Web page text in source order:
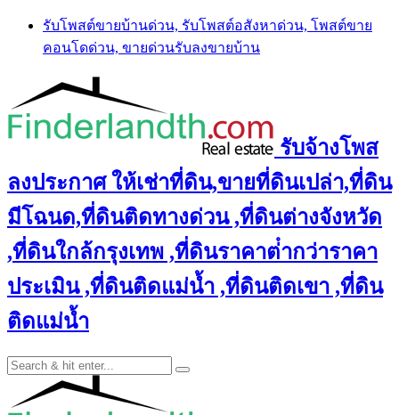
Skip
content
รับโพสต์ขายบ้านด่วน, รับโพสต์อสังหาด่วน, โพสต์ขาย
คอนโดด่วน, ขายด่วนรับลงขายบ้าน
รับจ้างโพส
ลงประกาศ ให้เช่าที่ดิน,ขายที่ดินเปล่า,ที่ดิน
มีโฉนด,ที่ดินติดทางด่วน ,ที่ดินต่างจังหวัด
,ที่ดินใกล้กรุงเทพ ,ที่ดินราคาต่ํากว่าราคา
ประเมิน ,ที่ดินติดแม่น้ำ ,ที่ดินติดเขา ,ที่ดิน
ติดแม่น้ำ